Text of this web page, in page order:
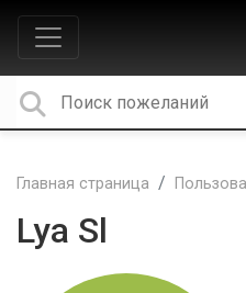
Главная страница
Lya Sl